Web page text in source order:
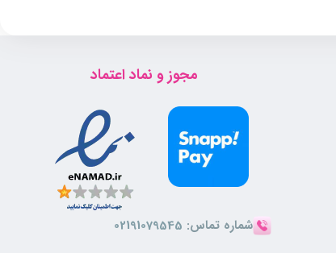
که پوستشان به عوامل محیطی مانند سرما، باد، آفتاب یا
مجوز و نماد اعتماد
شماره تماس: 02191079545